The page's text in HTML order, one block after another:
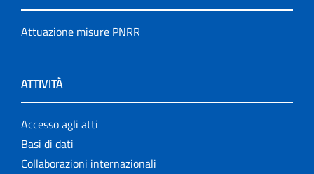
Attuazione misure PNRR
ATTIVITÀ
Accesso agli atti
Basi di dati
Collaborazioni internazionali